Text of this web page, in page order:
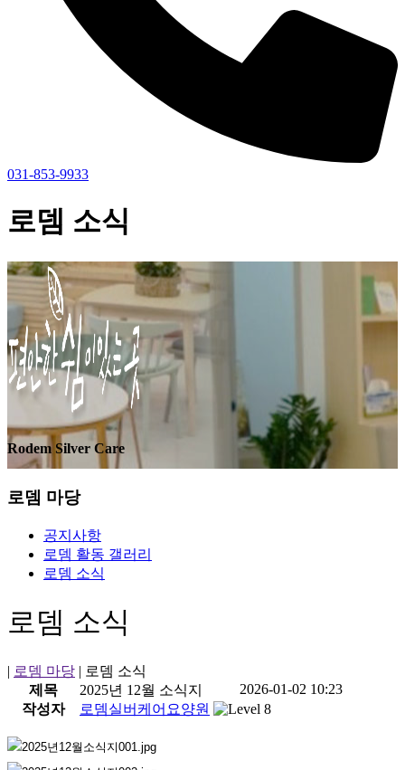
031-853-9933
로뎀 소식
Rodem Silver Care
로뎀 마당
공지사항
로뎀 활동 갤러리
로뎀 소식
로뎀 소식
| 로뎀 마당 | 로뎀 소식
제목
2025년 12월 소식지
2026-01-02 10:23
작성자
로뎀실버케어요양원